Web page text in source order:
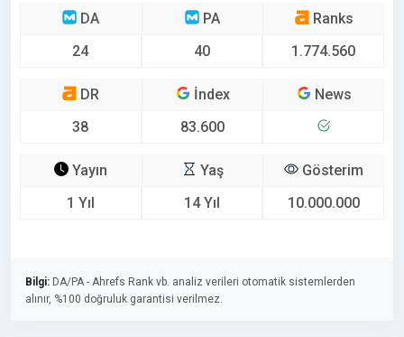
DA
24
PA
40
Ranks
1.774.560
DR
38
İndex
83.600
News
Yayın
1 Yıl
Yaş
14 Yıl
Gösterim
10.000.000
Bilgi: DA/PA - Ahrefs Rank vb. analiz verileri otomatik sistemlerden
alınır, %100 doğruluk garantisi verilmez.